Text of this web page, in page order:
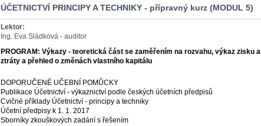
ÚČETNICTVÍ PRINCIPY A TECHNIKY - přípravný kurz (MODUL 5)
Lektor:
Ing. Eva Sládková - auditor
PROGRAM: Výkazy - teoretická část se zaměřením na rozvahu, výkaz zisku a
ztráty a přehled o změnách vlastního kapitálu
DOPORUČENÉ UČEBNÍ POMŮCKY
Publikace Účetnictví - výkaznictví podle českých účetních předpisů
Cvičné příklady Účetnictví - principy a techniky
Účetní předpisy k 1. 1. 2017
Sborníky zkouškových zadání s řešením